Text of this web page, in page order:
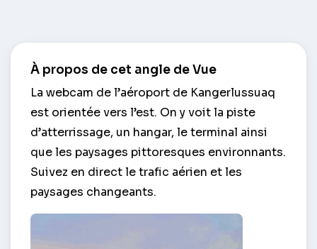
À propos de cet angle de Vue
La webcam de l’aéroport de Kangerlussuaq
est orientée vers l’est. On y voit la piste
d’atterrissage, un hangar, le terminal ainsi
que les paysages pittoresques environnants.
Suivez en direct le trafic aérien et les
paysages changeants.